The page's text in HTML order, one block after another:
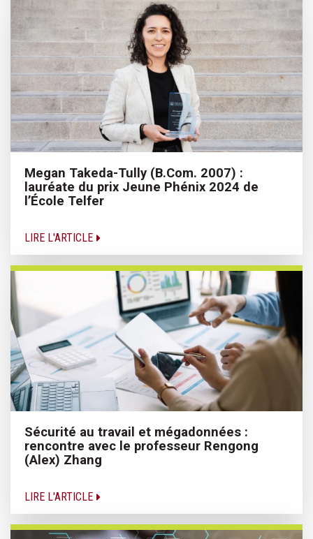
Megan Takeda-Tully (B.Com. 2007) :
lauréate du prix Jeune Phénix 2024 de
l’École Telfer
LIRE L'ARTICLE
Sécurité au travail et mégadonnées :
rencontre avec le professeur Rengong
(Alex) Zhang
LIRE L'ARTICLE